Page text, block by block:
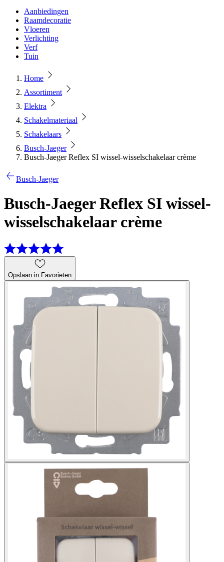
Aanbiedingen
Raamdecoratie
Vloeren
Verlichting
Verf
Tuin
Home
Assortiment
Elektra
Schakelmateriaal
Schakelaars
Busch-Jaeger
Busch-Jaeger Reflex SI wissel-wisselschakelaar crème
Busch-Jaeger
Busch-Jaeger Reflex SI wissel-
wisselschakelaar crème
Opslaan in Favorieten